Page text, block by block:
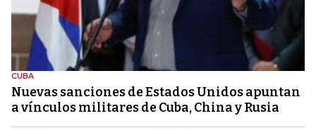
CUBA
Nuevas sanciones de Estados Unidos apuntan
a vínculos militares de Cuba, China y Rusia